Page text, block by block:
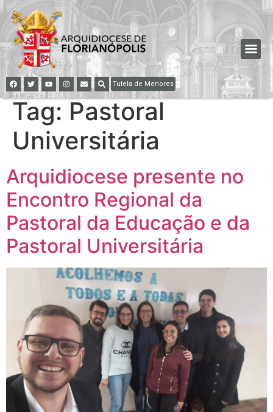
Tutela de Menores
Tag: Pastoral
Universitária
Arquidiocese presente no
Encontro Regional da
Pastoral da Educação e da
Pastoral Universitária